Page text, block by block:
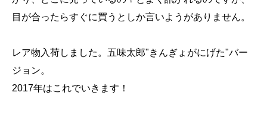
目が合ったらすぐに買うとしか言いようがありません。
レア物入荷しました。五味太郎"きんぎょがにげた"バー
ジョン。
2017年はこれでいきます！